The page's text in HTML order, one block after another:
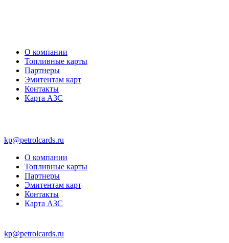
О компании
Топливные карты
Партнеры
Эмитентам карт
Контакты
Карта АЗС
kp@petrolcards.ru
О компании
Топливные карты
Партнеры
Эмитентам карт
Контакты
Карта АЗС
kp@petrolcards.ru